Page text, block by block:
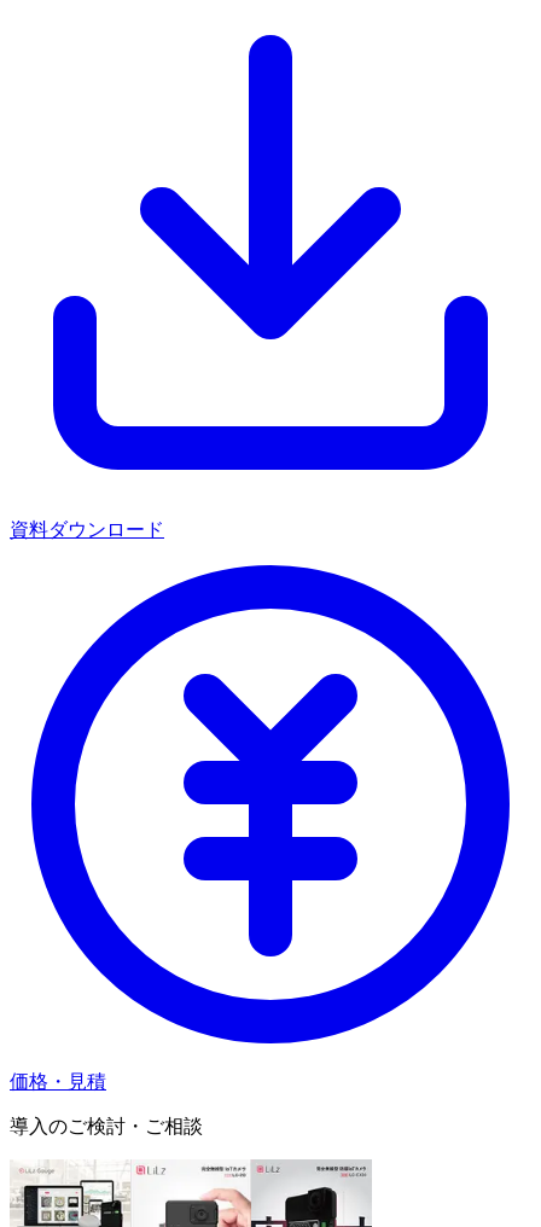
資料ダウンロード
価格・見積
導入のご検討・ご相談